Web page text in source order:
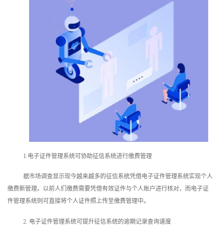
1.电子证件管理系统可协助征信系统进行缴费管理
据市场调查显示现今越来越多的征信系统凭借电子证件管理系统实现个人
缴费新管理。以前人们缴费需要凭借有效证件与个人账户进行核对，而电子证
件管理系统则可直接将个人证件照上传至缴费管理中。
2. 电子证件管理系统可提升征信系统的逾期记录查询速度